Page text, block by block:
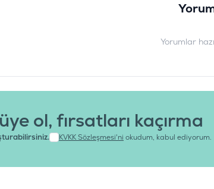
Yorumlar
ol, fırsatları kaçırma
KVKK Sözleşmesi'ni okudum, kabul ediyorum.